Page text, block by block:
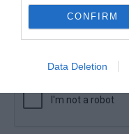
CONFIRM
Data Deletion